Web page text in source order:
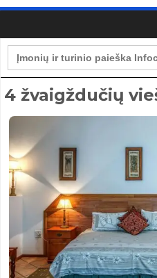
Search
for:
4 žvaigždučių